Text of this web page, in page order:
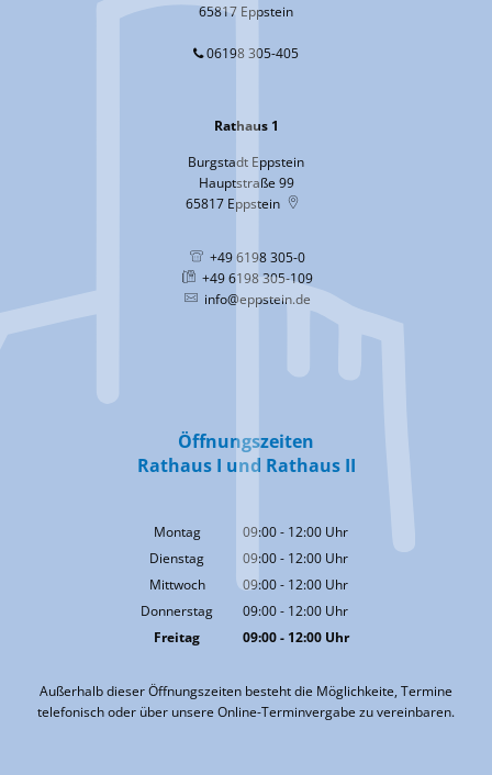
65817 Eppstein
06198 305-405
Rathaus 1
Burgstadt Eppstein
Hauptstraße 99
65817 Eppstein
+49 6198 305-0
+49 6198 305-109
info@eppstein.de
Öffnungszeiten
Rathaus I und Rathaus II
Montag 09:00- 12:00 Uhr
Von 09:00 bis 12:00 Uhr
Dienstag 09:00- 12:00 Uhr
Von 09:00 bis 12:00 Uhr
Mittwoch 09:00- 12:00 Uhr
Von 09:00 bis 12:00 Uhr
Donnerstag 09:00- 12:00 Uhr
Von 09:00 bis 12:00 Uhr
Freitag 09:00- 12:00Uhr
Außerhalb dieser Öffnungszeiten besteht die Möglichkeite, Termine
telefonisch oder über unsere Online-Terminvergabe zu vereinbaren.